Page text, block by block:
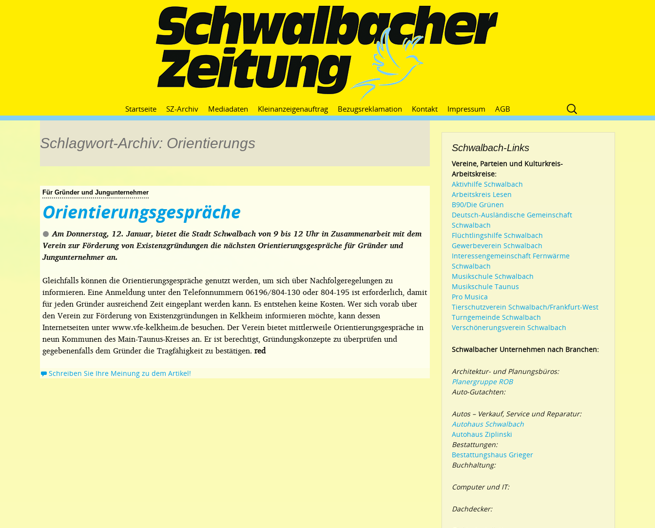
Zum
Inhalt
Startseite SZ-Archiv Mediadaten Kleinanzeigenauftrag Bezugsreklamation Kontakt Impressum AGB
Suche
nach:
Schlagwort-Archiv: Orientierungs
Für Gründer und Jungunternehmer
Orientierungsgespräche
Am Donnerstag, 12. Januar, bietet die Stadt Schwalbach von 9 bis 12 Uhr in Zusammenarbeit mit dem
Verein zur Förderung von Existenzgründungen die nächsten Orientierungsgespräche für Gründer und
Jungunternehmer an.
Gleichfalls können die Orientierungsgespräche genutzt werden, um sich über Nachfolgeregelungen zu
informieren. Eine Anmeldung unter den Telefonnummern 06196/804-130 oder 804-195 ist erforderlich, damit
für jeden Gründer ausreichend Zeit eingeplant werden kann. Es entstehen keine Kosten. Wer sich vorab über
den Verein zur Förderung von Existenzgründungen in Kelkheim informieren möchte, kann dessen
Internetseiten unter www.vfe-kelkheim.de besuchen. Der Verein bietet mittlerweile Orientierungsgespräche in
neun Kommunen des Main-Taunus-Kreises an. Er ist berechtigt, Gründungskonzepte zu überprüfen und
gegebenenfalls dem Gründer die Tragfähigkeit zu bestätigen. red
Schreiben Sie Ihre Meinung zu dem Artikel!
Schwalbach-Links
Vereine, Parteien und Kulturkreis-
Arbeitskreise:
Aktivhilfe Schwalbach
Arbeitskreis Lesen
B90/Die Grünen
Deutsch-Ausländische Gemeinschaft
Schwalbach
Flüchtlingshilfe Schwalbach
Gewerbeverein Schwalbach
Interessengemeinschaft Fernwärme
Schwalbach
Musikschule Schwalbach
Musikschule Taunus
Pro Musica
Tierschutzverein Schwalbach/Frankfurt-West
Turngemeinde Schwalbach
Verschönerungsverein Schwalbach
Schwalbacher Unternehmen nach Branchen:
Architektur- und Planungsbüros:
Planergruppe ROB
Auto-Gutachten:
Autos – Verkauf, Service und Reparatur:
Autohaus Schwalbach
Autohaus Ziplinski
Bestattungen:
Bestattungshaus Grieger
Buchhaltung:
Computer und IT:
Dachdecker: